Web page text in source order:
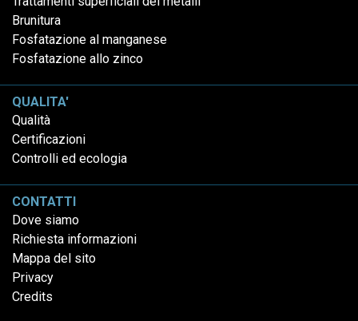
Brunitura
Fosfatazione al manganese
Fosfatazione allo zinco
QUALITA'
Qualità
Certificazioni
Controlli ed ecologia
CONTATTI
Dove siamo
Richiesta informazioni
Mappa del sito
Privacy
Credits